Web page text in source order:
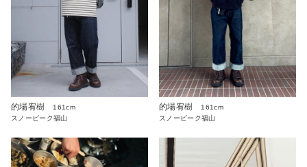
的場宥樹
161cm
スノーピーク福山
的場宥樹
161cm
スノーピーク福山